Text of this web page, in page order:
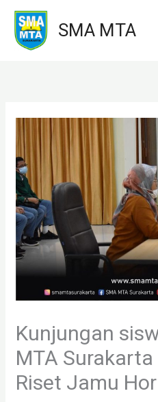
Skip
content
SMA MTA
Kunjungan
MTA Surakarta
Riset Jamu